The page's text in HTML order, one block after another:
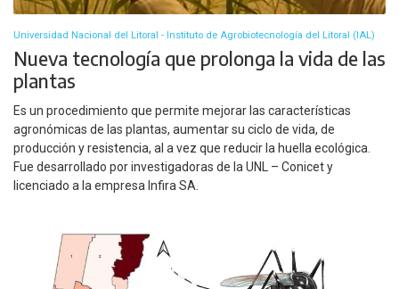
Universidad Nacional del Litoral - Instituto de Agrobiotecnología del Litoral (IAL)
Nueva tecnología que prolonga la vida de las
plantas
Es un procedimiento que permite mejorar las características
agronómicas de las plantas, aumentar su ciclo de vida, de
producción y resistencia, al a vez que reducir la huella ecológica.
Fue desarrollado por investigadoras de la UNL – Conicet y
licenciado a la empresa Infira SA.